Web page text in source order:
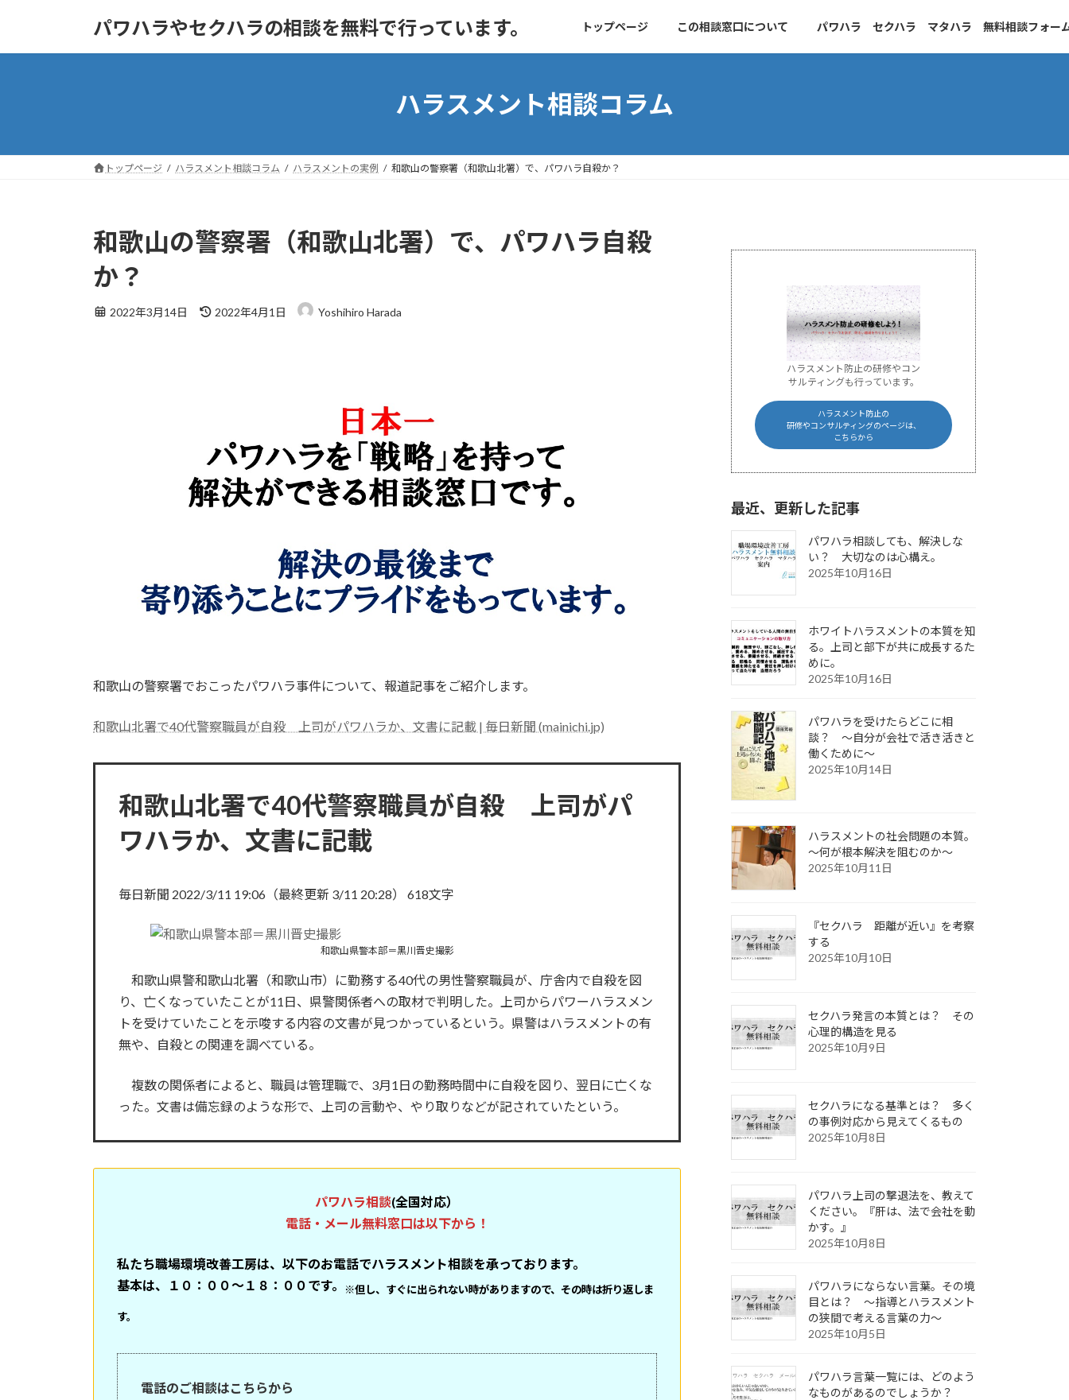
パワハラやセクハラの相談を無料で行っています。 トップページ この相談窓口について パワハラ セクハラ マタハラ 無料相談フォー
ハラスメント相談コラム
トップページ ハラスメント相談コラム ハラスメントの実例 和歌山の警察署（和歌山北署）で、パワハラ自殺か？
和歌山の警察署（和歌山北署）で、パワハラ自殺
か？
2022年3月14日
最
2022年4月1日 Yoshihiro Harada
和歌山の警察署でおこったパワハラ事件について、報道記事をご紹介します。
和歌山北署で40代警察職員が自殺 上司がパワハラか、文書に記載 | 毎日新聞 (mainichi.jp)
和歌山北署で40代警察職員が自殺 上司がパ
ワハラか、文書に記載
毎日新聞 2022/3/11 19:06（最終更新 3/11 20:28） 618文字
和歌山県警本部＝黒川晋史撮影
和歌山県警和歌山北署（和歌山市）に勤務する40代の男性警察職員が、庁舎内で自殺を図
り、亡くなっていたことが11日、県警関係者への取材で判明した。上司からパワーハラスメン
トを受けていたことを示唆する内容の文書が見つかっているという。県警はハラスメントの有
無や、自殺との関連を調べている。
複数の関係者によると、職員は管理職で、3月1日の勤務時間中に自殺を図り、翌日に亡くな
った。文書は備忘録のような形で、上司の言動や、やり取りなどが記されていたという。
パワハラ相談(全国対応）
電話・メール無料窓口は以下から！
私たち職場環境改善工房は、以下のお電話でハラスメント相談を承っております。
基本は、１０：００～１８：００です。
※但し、すぐに出られない時がありますので、その時は折り返しま
す。
電話のご相談はこちらから
ハラスメント防止の研修やコン
サルティングも行っています。
ハラスメント防止の
研修やコンサルティングのページは、
こちらから
最近、更新した記事
パワハラ相談しても、解決しな
い？ 大切なのは心構え。
2025年10月16日
ホワイトハラスメントの本質を知
る。上司と部下が共に成長するた
めに。
2025年10月16日
パワハラを受けたらどこに相
談？ ～自分が会社で活き活きと
働くために～
2025年10月14日
ハラスメントの社会問題の本質。
～何が根本解決を阻むのか～
2025年10月11日
『セクハラ 距離が近い』を考察
する
2025年10月10日
セクハラ発言の本質とは？ その
心理的構造を見る
2025年10月9日
セクハラになる基準とは？ 多く
の事例対応から見えてくるもの
2025年10月8日
パワハラ上司の撃退法を、教えて
ください。『肝は、法で会社を動
かす。』
2025年10月8日
パワハラにならない言葉。その境
目とは？ ～指導とハラスメント
の狭間で考える言葉の力～
2025年10月5日
パワハラ言葉一覧には、どのよう
なものがあるのでしょうか？